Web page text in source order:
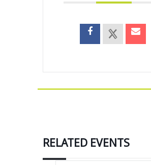
RELATED EVENTS